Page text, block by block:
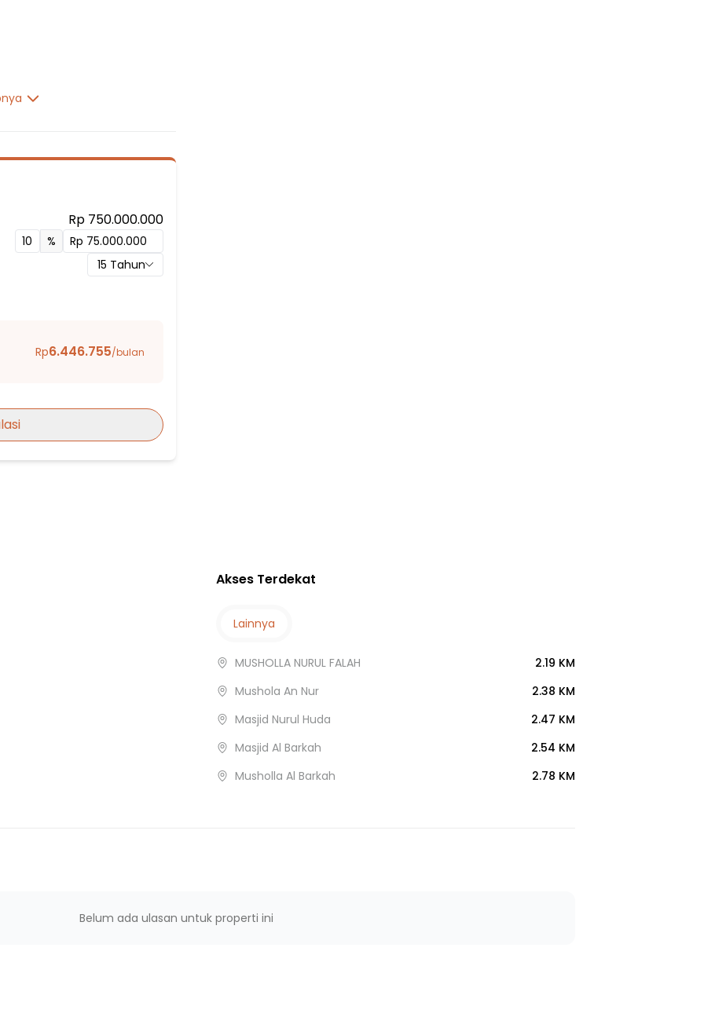
26 Jakarta
Selatan
Rp 750.000.000
%
15 Tahun
Rp6.446.755/bulan
Akses Terdekat
Lainnya
MUSHOLLA NURUL FALAH
2.19 KM
Mushola An Nur
2.38 KM
Masjid Nurul Huda
2.47 KM
Masjid Al Barkah
2.54 KM
Musholla Al Barkah
2.78 KM
Belum ada ulasan untuk properti ini